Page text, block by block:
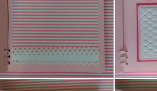
cognitivo/linguagem para acompanhamento dos
atendem a criança. É nela que se registrarão as
da saúde da criança. A Caderneta de Vacinação
Papel tem a capa personalizada em
corte e colagem de pecinhas de papel. A
em outras combinações de colorido e temas à